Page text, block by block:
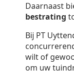
Daarnaast
bestrating
Bij PT
wilt of
om uw